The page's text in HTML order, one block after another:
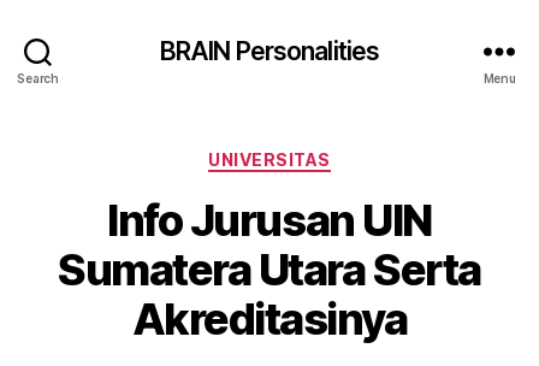
Search
BRAIN Personalities
Menu
Categories
UNIVERSITAS
Info Jurusan UIN
Sumatera Utara Serta
Akreditasinya